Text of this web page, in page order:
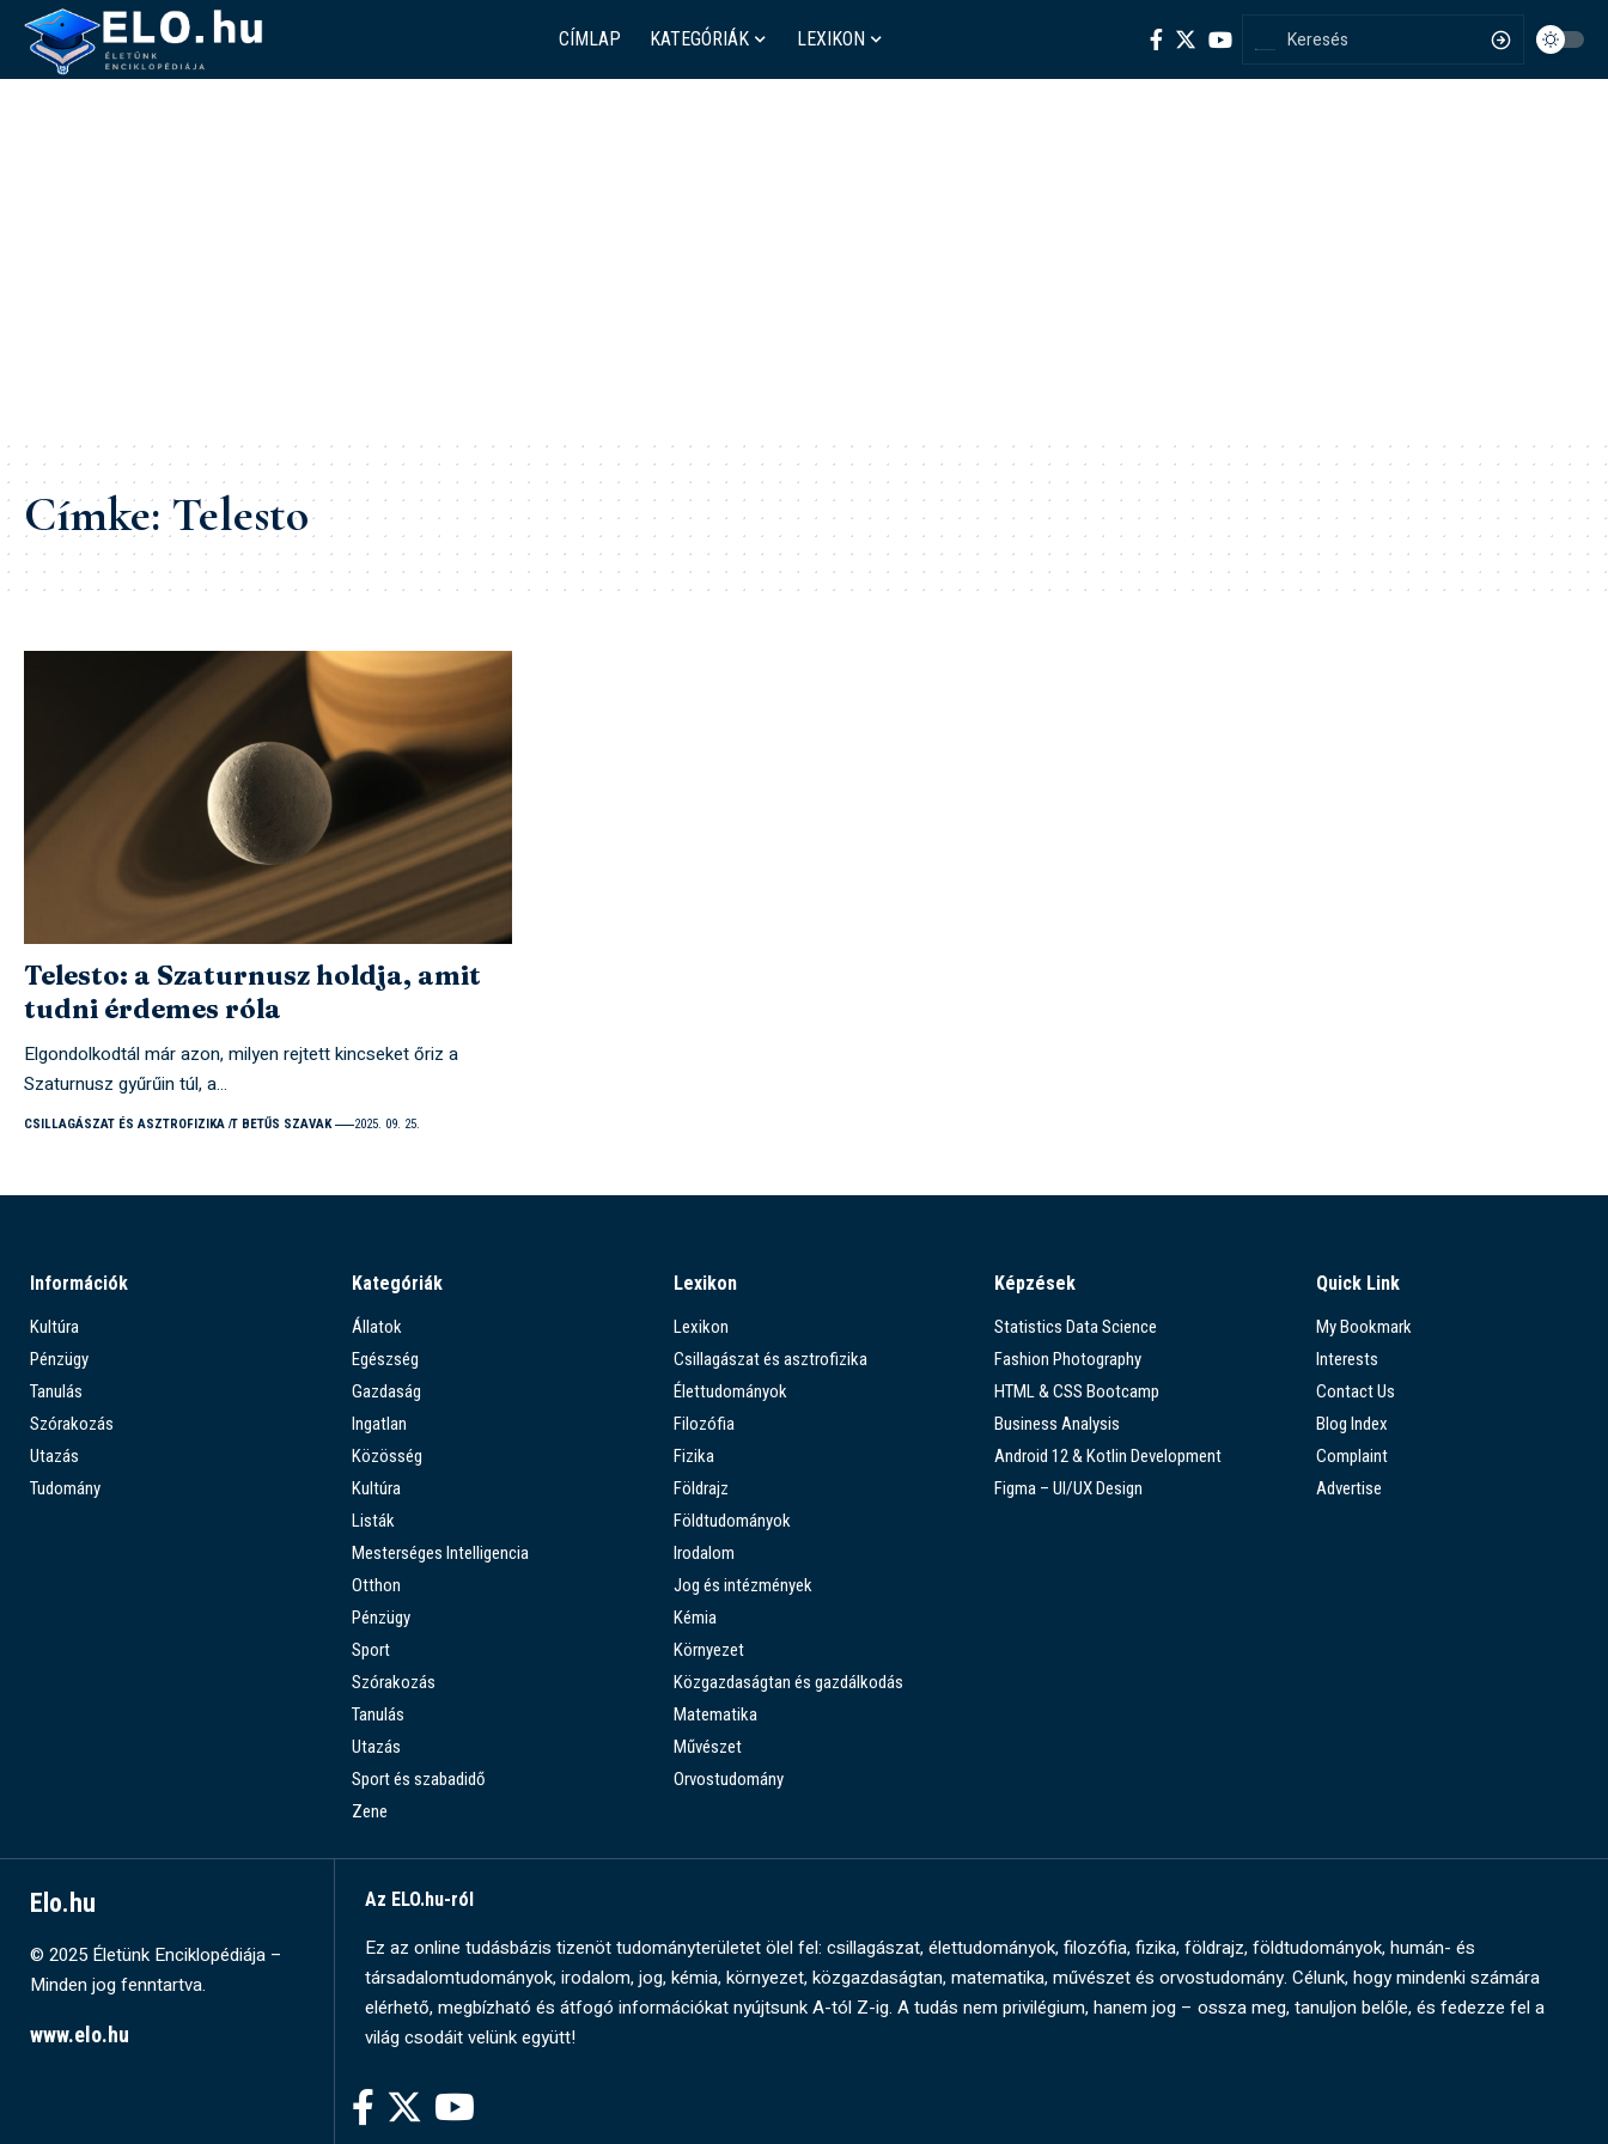
CÍMLAP KATEGÓRIÁK LEXIKON
Címke:Telesto
Telesto: a Szaturnusz holdja, amit
tudni érdemes róla
Elgondolkodtál már azon, milyen rejtett kincseket őriz a
Szaturnusz gyűrűin túl, a…
CSILLAGÁSZAT ÉS ASZTROFIZIKA T BETŰS SZAVAK 2025. 09. 25.
Információk
Kultúra
Pénzügy
Tanulás
Szórakozás
Utazás
Tudomány
Kategóriák
Állatok
Egészség
Gazdaság
Ingatlan
Közösség
Kultúra
Listák
Mesterséges Intelligencia
Otthon
Pénzügy
Sport
Szórakozás
Tanulás
Utazás
Sport és szabadidő
Zene
Lexikon
Lexikon
Csillagászat és asztrofizika
Élettudományok
Filozófia
Fizika
Földrajz
Földtudományok
Irodalom
Jog és intézmények
Kémia
Környezet
Közgazdaságtan és gazdálkodás
Matematika
Művészet
Orvostudomány
Képzések
Statistics Data Science
Fashion Photography
HTML & CSS Bootcamp
Business Analysis
Android 12 & Kotlin Development
Figma – UI/UX Design
Quick Link
My Bookmark
Interests
Contact Us
Blog Index
Complaint
Advertise
Elo.hu
© 2025 Életünk Enciklopédiája –
Minden jog fenntartva.
www.elo.hu
Az ELO.hu-ról
Ez az online tudásbázis tizenöt tudományterületet ölel fel: csillagászat, élettudományok, filozófia, fizika, földrajz, földtudományok, humán- és
társadalomtudományok, irodalom, jog, kémia, környezet, közgazdaságtan, matematika, művészet és orvostudomány. Célunk, hogy mindenki számára
elérhető, megbízható és átfogó információkat nyújtsunk A-tól Z-ig. A tudás nem privilégium, hanem jog – ossza meg, tanuljon belőle, és fedezze fel a
világ csodáit velünk együtt!